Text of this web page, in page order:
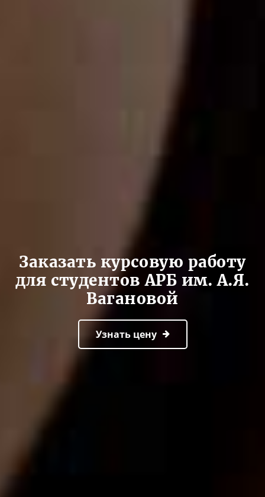
Заказать курсовую работу
для студентов АРБ им. А.Я.
Вагановой
Узнать цену